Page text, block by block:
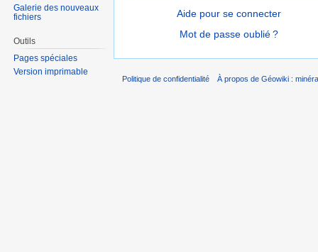
Aide pour se connecter
Mot de passe oublié ?
Galerie des nouveaux
fichiers
Outils
Pages spéciales
Version imprimable
Politique de confidentialité À propos de Géowiki :